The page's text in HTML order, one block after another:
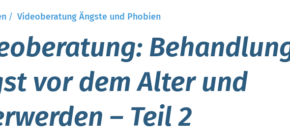
/ Videoberatung Ängste und Phobien
vor dem Alter und
– Teil 2